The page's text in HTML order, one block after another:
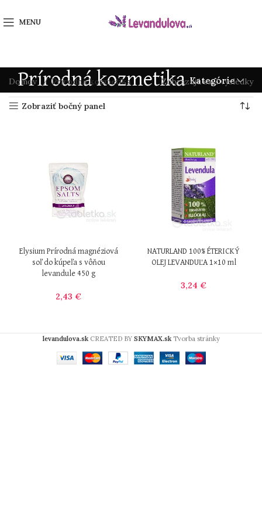
MENU
Prírodná kozmetikaKategórie
Domov Prírodná kozmetika Zobrazujú sa 2 výsledky
Zobraziť bočný panel
Elysium Prírodná magnéziová
soľ do kúpeľa s vôňou
levandule 450 g
2,43 €
NATURLAND 100% ÉTERICKÝ
OLEJ LEVANDUĽA 1×10 ml
3,24 €
levandulova.sk CREATED BY SKYMAX.skTvorba stránky